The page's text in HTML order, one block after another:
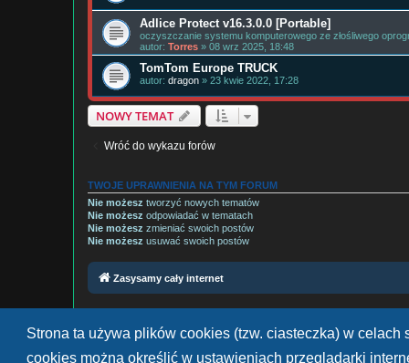
Strona ta używa plików cookies (tzw. ciasteczka) w
cookies można określić w ustawieniach przeglądarki
Adlice Protect v16.3.0.0 [Portable]
oczyszczanie systemu komputerowego ze złośliwego
autor: Torres » 08 wrz 2025, 18:48
TomTom Europe TRUCK
autor: dragon » 23 kwie 2022, 17:28
NOWY TEMAT
Wróć do wykazu forów
TWOJE UPRAWNIENIA NA TYM FORUM
Nie możesz tworzyć nowych tematów
Nie możesz odpowiadać w tematach
Nie możesz zmieniać swoich postów
Nie możesz usuwać swoich postów
Zasysamy cały internet